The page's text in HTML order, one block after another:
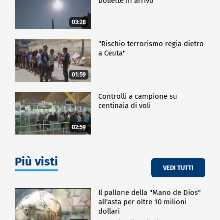
03:28
01:59
"Rischio terrorismo regia dietro
a Ceuta"
02:59
Controlli a campione su
centinaia di voli
Più visti VEDI TUTTI
Il pallone della "Mano de Dios"
all'asta per oltre 10 milioni
dollari